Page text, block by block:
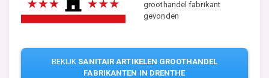
groothandel fabrikant
gevonden
BEKIJK SANITAIR ARTIKELEN GROOTHANDEL
FABRIKANTEN IN DRENTHE